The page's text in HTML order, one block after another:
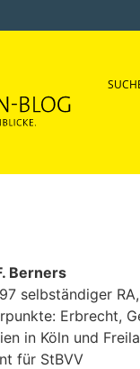
Berners
selbständiger
Erbrecht,
in Köln und
für StBVV